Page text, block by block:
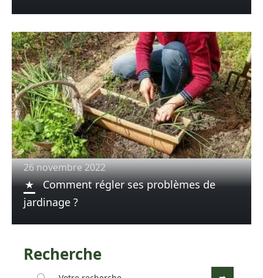
26 novembre 2022
Comment régler ses problèmes de
jardinage ?
Recherche